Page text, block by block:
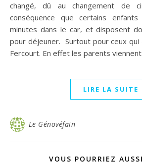
changé, dû au changement de
conséquence que certains
minutes dans le car, et disposent
pour déjeuner. Surtout pour ceux
Fercourt. En effet les parents
LIRE LA SUITE
Le Génovéfain
VOUS POURRIEZ